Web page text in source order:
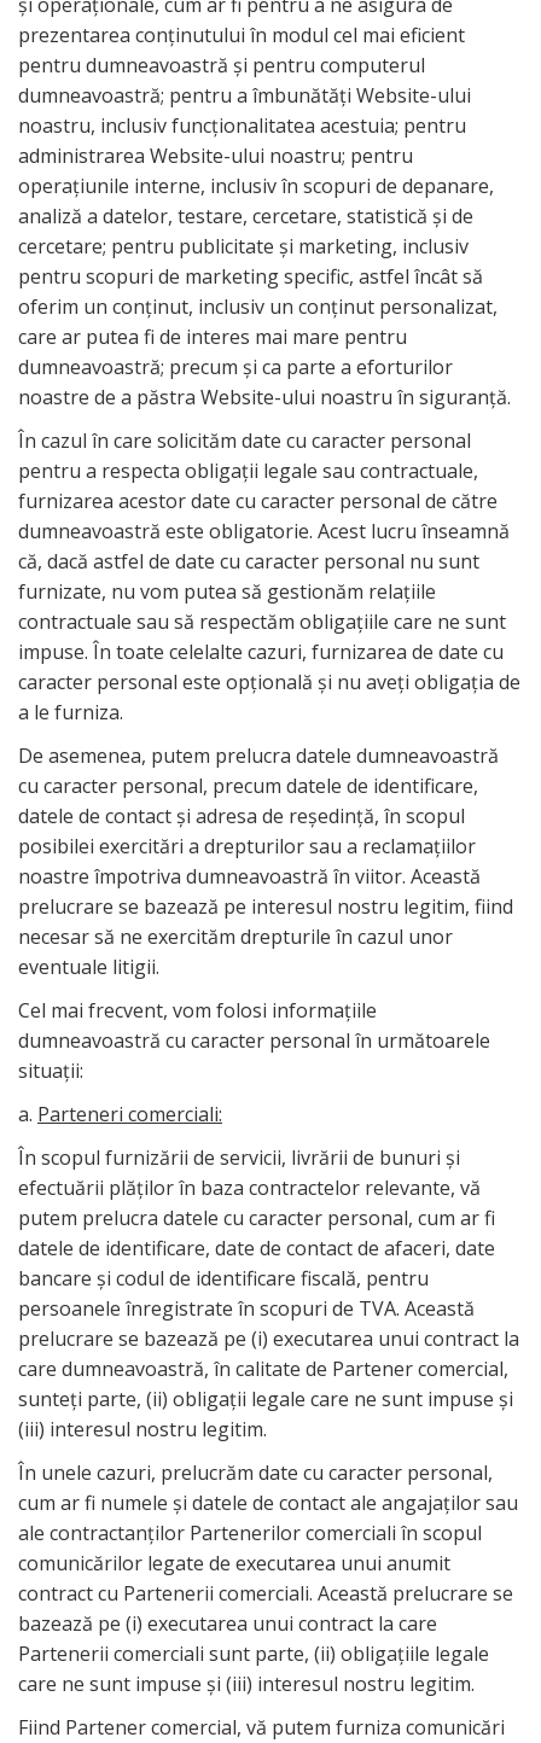
prezentarea conținutului în modul cel mai eficient
pentru dumneavoastră și pentru computerul
dumneavoastră; pentru a îmbunătăți Website-ului
noastru, inclusiv funcționalitatea acestuia; pentru
administrarea Website-ului noastru; pentru
operațiunile interne, inclusiv în scopuri de depanare,
analiză a datelor, testare, cercetare, statistică și de
cercetare; pentru publicitate și marketing, inclusiv
pentru scopuri de marketing specific, astfel încât să
oferim un conținut, inclusiv un conținut personalizat,
care ar putea fi de interes mai mare pentru
dumneavoastră; precum și ca parte a eforturilor
noastre de a păstra Website-ului noastru în siguranță.
În cazul în care solicităm date cu caracter personal
pentru a respecta obligații legale sau contractuale,
furnizarea acestor date cu caracter personal de către
dumneavoastră este obligatorie. Acest lucru înseamnă
că, dacă astfel de date cu caracter personal nu sunt
furnizate, nu vom putea să gestionăm relațiile
contractuale sau să respectăm obligațiile care ne sunt
impuse. În toate celelalte cazuri, furnizarea de date cu
caracter personal este opțională și nu aveți obligația de
a le furniza.
De asemenea, putem prelucra datele dumneavoastră
cu caracter personal, precum datele de identificare,
datele de contact și adresa de reședință, în scopul
posibilei exercitări a drepturilor sau a reclamațiilor
noastre împotriva dumneavoastră în viitor. Această
prelucrare se bazează pe interesul nostru legitim, fiind
necesar să ne exercităm drepturile în cazul unor
eventuale litigii.
Cel mai frecvent, vom folosi informațiile
dumneavoastră cu caracter personal în următoarele
situații:
a. Parteneri comerciali:
În scopul furnizării de servicii, livrării de bunuri și
efectuării plăților în baza contractelor relevante, vă
putem prelucra datele cu caracter personal, cum ar fi
datele de identificare, date de contact de afaceri, date
bancare și codul de identificare fiscală, pentru
persoanele înregistrate în scopuri de TVA. Această
prelucrare se bazează pe (i) executarea unui contract la
care dumneavoastră, în calitate de Partener comercial,
sunteți parte, (ii) obligații legale care ne sunt impuse și
(iii) interesul nostru legitim.
În unele cazuri, prelucrăm date cu caracter personal,
cum ar fi numele și datele de contact ale angajaților sau
ale contractanților Partenerilor comerciali în scopul
comunicărilor legate de executarea unui anumit
contract cu Partenerii comerciali. Această prelucrare se
bazează pe (i) executarea unui contract la care
Partenerii comerciali sunt parte, (ii) obligațiile legale
care ne sunt impuse și (iii) interesul nostru legitim.
Fiind Partener comercial, vă putem furniza comunicări